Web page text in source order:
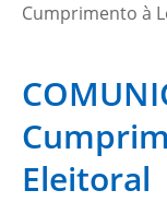
Cumprimento à
Eleitoral